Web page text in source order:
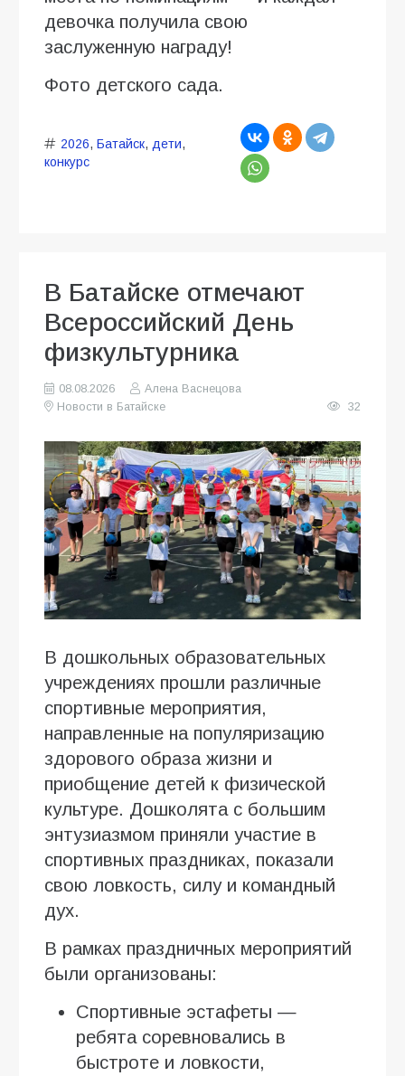
девочка получила свою
заслуженную награду!
Фото детского сада.
2026, Батайск, дети,
конкурс
В Батайске отмечают
Всероссийский День
физкультурника
08.08.2026
Алена Васнецова
Новости в Батайске
32
В дошкольных образовательных
учреждениях прошли различные
спортивные мероприятия,
направленные на популяризацию
здорового образа жизни и
приобщение детей к физической
культуре. Дошколята с большим
энтузиазмом приняли участие в
спортивных праздниках, показали
свою ловкость, силу и командный
дух.
В рамках праздничных мероприятий
были организованы:
Спортивные эстафеты —
ребята соревновались в
быстроте и ловкости,